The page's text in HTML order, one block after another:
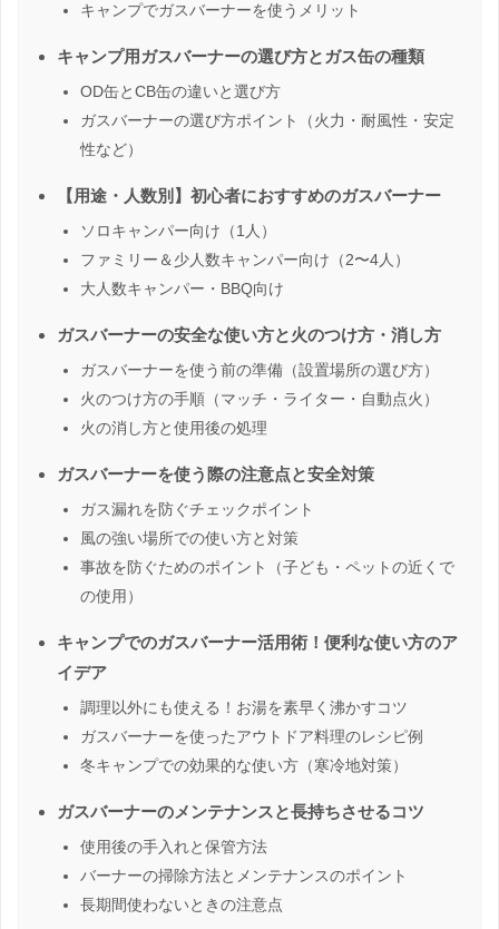
キャンプでガスバーナーを使うメリット
キャンプ用ガスバーナーの選び方とガス缶の種類
OD缶とCB缶の違いと選び方
ガスバーナーの選び方ポイント（火力・耐風性・安定
性など）
【用途・人数別】初心者におすすめのガスバーナー
ソロキャンパー向け（1人）
ファミリー＆少人数キャンパー向け（2〜4人）
大人数キャンパー・BBQ向け
ガスバーナーの安全な使い方と火のつけ方・消し方
ガスバーナーを使う前の準備（設置場所の選び方）
火のつけ方の手順（マッチ・ライター・自動点火）
火の消し方と使用後の処理
ガスバーナーを使う際の注意点と安全対策
ガス漏れを防ぐチェックポイント
風の強い場所での使い方と対策
事故を防ぐためのポイント（子ども・ペットの近くで
の使用）
キャンプでのガスバーナー活用術！便利な使い方のア
イデア
調理以外にも使える！お湯を素早く沸かすコツ
ガスバーナーを使ったアウトドア料理のレシピ例
冬キャンプでの効果的な使い方（寒冷地対策）
ガスバーナーのメンテナンスと長持ちさせるコツ
使用後の手入れと保管方法
バーナーの掃除方法とメンテナンスのポイント
長期間使わないときの注意点